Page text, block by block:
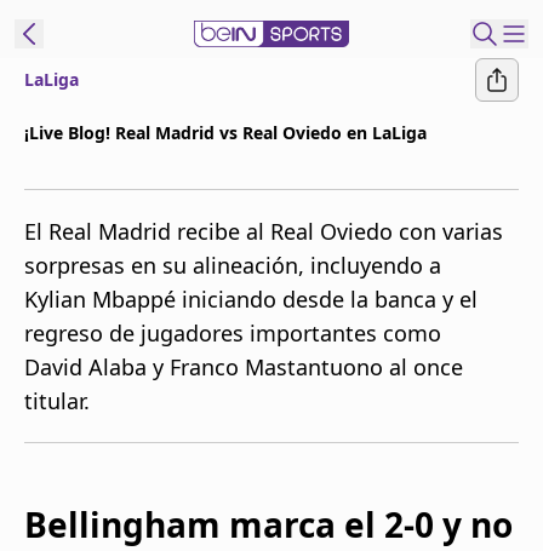
Edition
United States
beIN XTRA
Administrar
notificaciones
LaLiga
¡Live Blog! Real Madrid vs Real Oviedo en LaLiga
El Real Madrid recibe al Real Oviedo con varias
sorpresas en su alineación, incluyendo a
Kylian Mbappé iniciando desde la banca y el
regreso de jugadores importantes como
David Alaba y Franco Mastantuono al once
titular.
Bellingham marca el 2-0 y no